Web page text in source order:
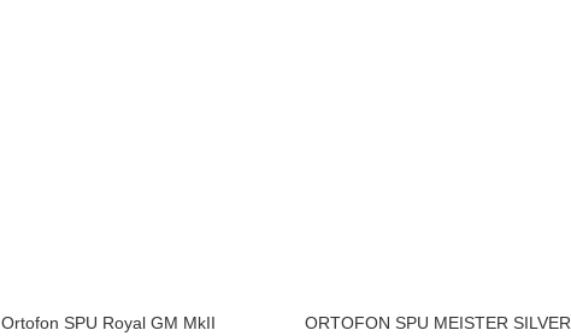
Ortofon SPU Royal GM MkII ORTOFON SPU MEISTER SILVER